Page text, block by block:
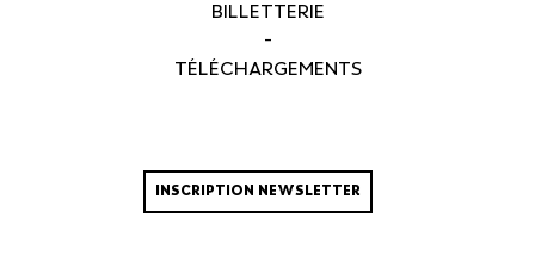
BILLETTERIE
-
TÉLÉCHARGEMENTS
INSCRIPTION NEWSLETTER